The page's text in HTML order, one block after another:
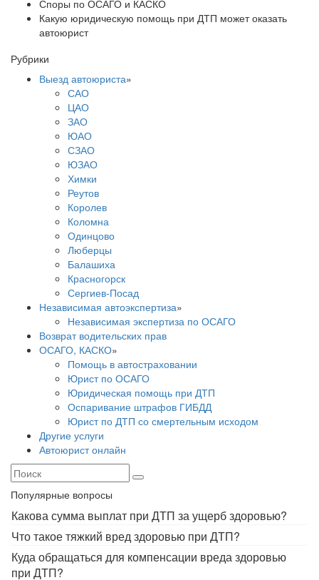
Споры по ОСАГО и КАСКО
Какую юридическую помощь при ДТП может оказать
автоюрист
Рубрики
Выезд автоюриста»
САО
ЦАО
ЗАО
ЮАО
СЗАО
ЮЗАО
Химки
Реутов
Королев
Коломна
Одинцово
Люберцы
Балашиха
Красногорск
Сергиев-Посад
Независимая автоэкспертиза»
Независимая экспертиза по ОСАГО
Возврат водительских прав
ОСАГО, КАСКО»
Помощь в автостраховании
Юрист по ОСАГО
Юридическая помощь при ДТП
Оспаривание штрафов ГИБДД
Юрист по ДТП со смертельным исходом
Другие услуги
Автоюрист онлайн
Популярные вопросы
Какова сумма выплат при ДТП за ущерб здоровью?
Что такое тяжкий вред здоровью при ДТП?
Куда обращаться для компенсации вреда здоровью
при ДТП?